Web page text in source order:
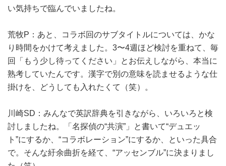
い気持ちで臨んでいましたね。
荒牧P：あと、コラボ回のサブタイトルについては、かな
り時間をかけて考えました。3〜4週ほど検討を重ねて、毎
回「もう少し待ってください」とお伝えしながら、本当に
熟考していたんです。漢字で別の意味を読ませるような仕
掛けを、どうしても入れたくて（笑）。
川崎SD：みんなで英訳辞典を引きながら、いろいろと検
討しましたね。「名探偵の“共演”」と書いて“デュエッ
ト”にするか、“コラボレーション”にするか、といった具合
で。そんな紆余曲折を経て、“アッセンブル”に決まりまし